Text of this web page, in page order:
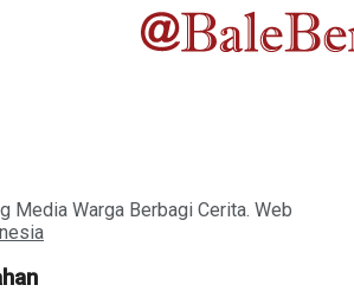
Media Warga Berbagi Cerita. Web